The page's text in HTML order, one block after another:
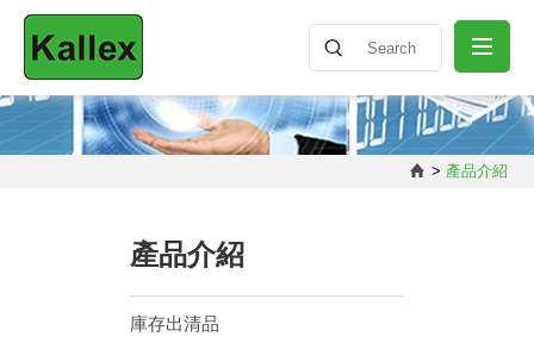
關於我們
產品介紹
> 產品介紹
產品介紹
庫存出清品